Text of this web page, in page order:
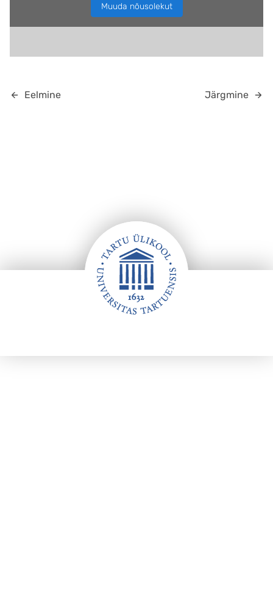
Muuda nõusolekut
Eelmine Järgmine